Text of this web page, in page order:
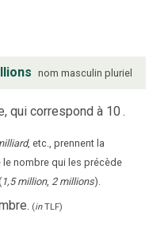
nom masculin pluriel
qui correspond à 10 .
, etc., prennent la
nombre qui les précède
1,5 million, 2 millions).
(inTLF)